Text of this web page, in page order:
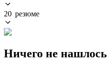
20 резюме
Ничего не нашлось